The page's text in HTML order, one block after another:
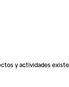
y actividades